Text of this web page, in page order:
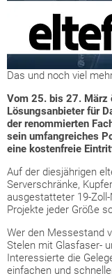
Das und noch viel
Vom 25. bis 27. März
Lösungsanbieter für
der renommierten
sein umfangreiches
eine kostenfreie
Auf der diesjährigen
Serverschränke,
ausgestatteter 19-
Projekte jeder Größe
Wer den Messestand
Stelen mit Glasfaser-
Interessierte die
einfachen und